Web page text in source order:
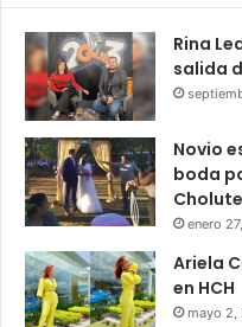
Los organismos de
advertido que, aunque
actividad ciclónica
riesgo de lluvias intensas,
fenómenos asociados a
En el caso de Honduras,
tormentas cercanas o
provocar fuertes
regiones vulnerables del
Rina
salida
Novio
boda
enero
Ariela
en HCH
mayo 2,